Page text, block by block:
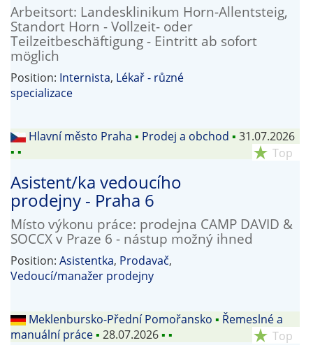
Arbeitsort: Landesklinikum Horn-Allentsteig,
Standort Horn - Vollzeit- oder
Teilzeitbeschäftigung - Eintritt ab sofort
möglich
Position: Internista, Lékař - různé
specializace
Hlavní město Praha ▪ Prodej a obchod ▪ 31.07.2026
▪ ▪ star_rate Top
Asistent/ka vedoucího
prodejny - Praha 6
Místo výkonu práce: prodejna CAMP DAVID &
SOCCX v Praze 6 - nástup možný ihned
Position: Asistentka, Prodavač,
Vedoucí/manažer prodejny
Meklenbursko-Přední Pomořansko ▪ Řemeslné a
manuální práce▪ 28.07.2026▪ ▪ star_rate Top